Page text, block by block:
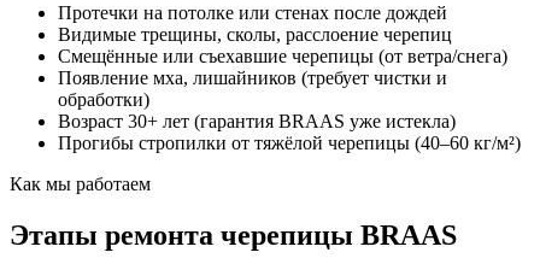
Протечки на потолке или стенах после дождей
Видимые трещины, сколы, расслоение черепиц
Смещённые или съехавшие черепицы (от ветра/снега)
Появление мха, лишайников (требует чистки и
обработки)
Возраст 30+ лет (гарантия BRAAS уже истекла)
Прогибы стропилки от тяжёлой черепицы (40–60 кг/м²)
Как мы работаем
Этапы ремонта черепицы BRAAS